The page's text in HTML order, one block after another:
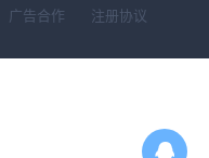
广告合作 注册协议